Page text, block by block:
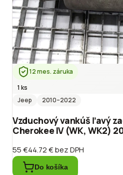
12 mes. záruka
1 ks
Jeep
2010–2022
Vzduchový vankúš ľavý
Cherokee IV (WK, WK2)
55 €44.72 €bez DPH
Do košíka